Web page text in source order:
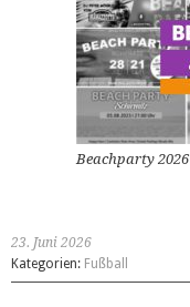
Beachparty 2026
23. Juni 2026
Kategorien: Fußball